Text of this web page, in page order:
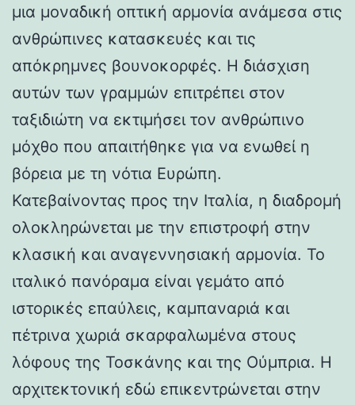
μια μοναδική οπτική αρμονία ανάμεσα στις
ανθρώπινες κατασκευές και τις
απόκρημνες βουνοκορφές. Η διάσχιση
αυτών των γραμμών επιτρέπει στον
ταξιδιώτη να εκτιμήσει τον ανθρώπινο
μόχθο που απαιτήθηκε για να ενωθεί η
βόρεια με τη νότια Ευρώπη.
Κατεβαίνοντας προς την Ιταλία, η διαδρομή
ολοκληρώνεται με την επιστροφή στην
κλασική και αναγεννησιακή αρμονία. Το
ιταλικό πανόραμα είναι γεμάτο από
ιστορικές επαύλεις, καμπαναριά και
πέτρινα χωριά σκαρφαλωμένα στους
λόφους της Τοσκάνης και της Ούμπρια. Η
αρχιτεκτονική εδώ επικεντρώνεται στην